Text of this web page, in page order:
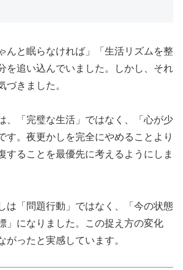
んと眠らなければ」「生活リズムを整
を追い込んでいました。しかし、それ
づきました。
、「完璧な生活」ではなく、「心が少
す。夜更かしを完全にやめることより
することを最優先に考えるようにしま
は「問題行動」ではなく、「今の状態
」になりました。この捉え方の変化
がったと実感しています。